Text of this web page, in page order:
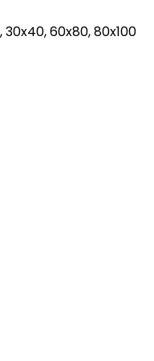
30x40, 60x80, 80x100